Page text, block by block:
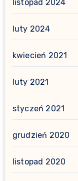
listopad 2024
luty 2024
kwiecień 2021
luty 2021
styczeń 2021
grudzień 2020
listopad 2020